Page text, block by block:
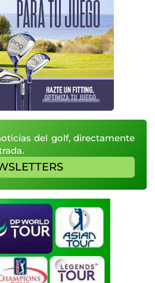
del golf, directamente